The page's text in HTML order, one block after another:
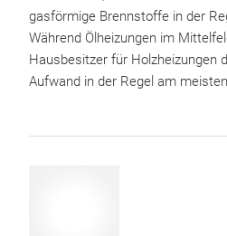
gasförmige Brennstoffe in der
Während Ölheizungen im
Hausbesitzer für Holzheizungen
Aufwand in der Regel am